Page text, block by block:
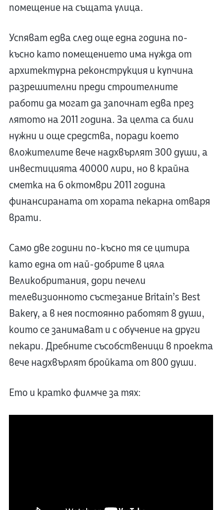
помещение на същата улица.
Успяват едва след още една година по-
късно като помещението има нужда от
архитектурна реконструкция и купчина
разрешителни преди строителните
работи да могат да започнат едва през
лятото на 2011 година. За целта са били
нужни и още средства, поради което
вложителите вече надхвърлят 300 души, а
инвестицията 40000 лири, но в крайна
сметка на 6 октомври 2011 година
финансираната от хората пекарна отваря
врати.
Само две години по-късно тя се цитира
като една от най-добрите в цяла
Великобритания, дори печели
телевизионното състезание Britain’s Best
Bakery, а в нея постоянно работят 8 души,
които се занимават и с обучение на други
пекари. Дребните съсобственици в проекта
вече надхвърлят бройката от 800 души.
Ето и кратко филмче за тях: